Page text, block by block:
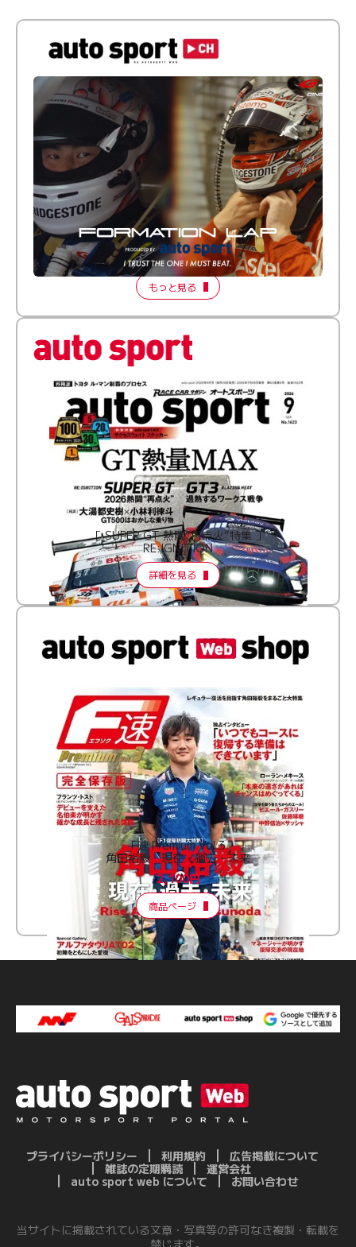
倒す相手を、信じてる。小林利徠斗 × 野村勇斗
【FORMATION LAP Produced by auto sport】
2026 Episode 2
もっと見る
［ SUPER GT 熱闘“再点火”特集 ］
RE:IGNITION
詳細を見る
F速 Premium Vol.3
角田裕毅 現在・過去・未来
2,100円
商品ページ
プライバシーポリシー 利用規約
広告掲載について
雑誌の定期購読
運営会社
auto sport web について
お問い合わせ
当サイトに掲載されている文章・写真等の許可なき複製・転載を